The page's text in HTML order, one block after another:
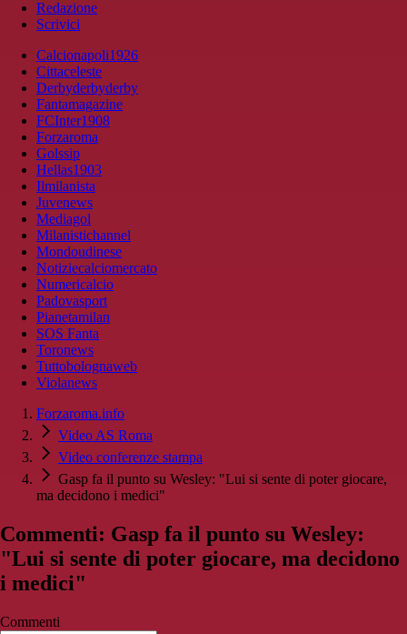
Redazione
Scrivici
Calcionapoli1926
Cittaceleste
Derbyderbyderby
Fantamagazine
FCInter1908
Forzaroma
Golssip
Hellas1903
Ilmilanista
Juvenews
Mediagol
Milanistichannel
Mondoudinese
Notiziecalciomercato
Numericalcio
Padovasport
Pianetamilan
SOS Fanta
Toronews
Tuttobolognaweb
Violanews
Forzaroma.info
Video AS Roma
Video conferenze stampa
Gasp fa il punto su Wesley: "Lui si sente di poter giocare,
ma decidono i medici"
Commenti: Gasp fa il punto su Wesley:
"Lui si sente di poter giocare, ma decidono
i medici"
Commenti